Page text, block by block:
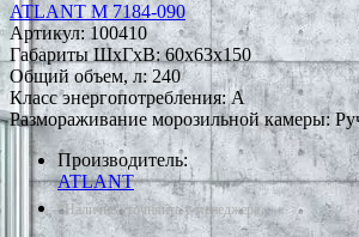
ATLANT М 7184-090
Артикул: 100410
Габариты ШxГxВ: 60x63x150
Общий объем, л: 240
Класс энергопотребления: A
Размораживание морозильной камеры:
Производитель:
ATLANT
*Наличие уточняйте у менеджера